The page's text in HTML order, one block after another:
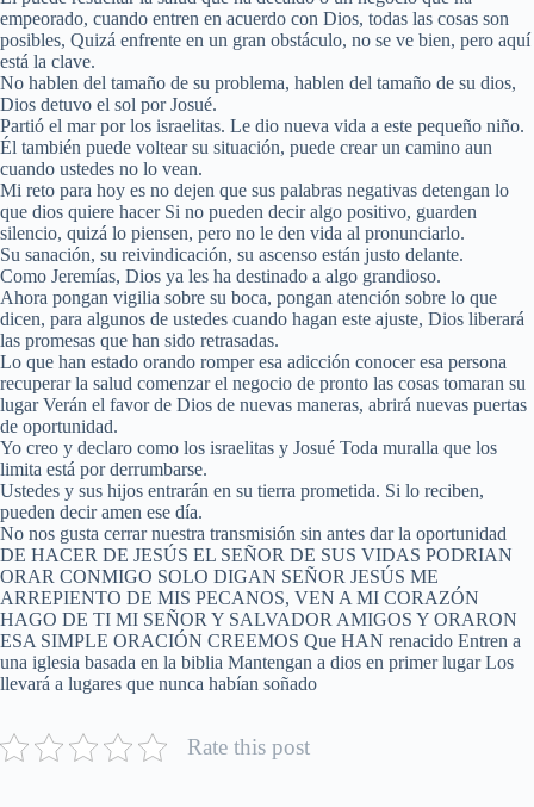
empeorado, cuando entren en acuerdo con Dios, todas las cosas son
posibles, Quizá enfrente en un gran obstáculo, no se ve bien, pero aquí
está la clave.
No hablen del tamaño de su problema, hablen del tamaño de su dios,
Dios detuvo el sol por Josué.
Partió el mar por los israelitas. Le dio nueva vida a este pequeño niño.
Él también puede voltear su situación, puede crear un camino aun
cuando ustedes no lo vean.
Mi reto para hoy es no dejen que sus palabras negativas detengan lo
que dios quiere hacer Si no pueden decir algo positivo, guarden
silencio, quizá lo piensen, pero no le den vida al pronunciarlo.
Su sanación, su reivindicación, su ascenso están justo delante.
Como Jeremías, Dios ya les ha destinado a algo grandioso.
Ahora pongan vigilia sobre su boca, pongan atención sobre lo que
dicen, para algunos de ustedes cuando hagan este ajuste, Dios liberará
las promesas que han sido retrasadas.
Lo que han estado orando romper esa adicción conocer esa persona
recuperar la salud comenzar el negocio de pronto las cosas tomaran su
lugar Verán el favor de Dios de nuevas maneras, abrirá nuevas puertas
de oportunidad.
Yo creo y declaro como los israelitas y Josué Toda muralla que los
limita está por derrumbarse.
Ustedes y sus hijos entrarán en su tierra prometida. Si lo reciben,
pueden decir amen ese día.
No nos gusta cerrar nuestra transmisión sin antes dar la oportunidad
DE HACER DE JESÚS EL SEÑOR DE SUS VIDAS PODRIAN
ORAR CONMIGO SOLO DIGAN SEÑOR JESÚS ME
ARREPIENTO DE MIS PECANOS, VEN A MI CORAZÓN
HAGO DE TI MI SEÑOR Y SALVADOR AMIGOS Y ORARON
ESA SIMPLE ORACIÓN CREEMOS Que HAN renacido Entren a
una iglesia basada en la biblia Mantengan a dios en primer lugar Los
llevará a lugares que nunca habían soñado
Rate this post